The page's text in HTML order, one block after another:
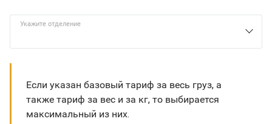
Укажите отделение
Если указан базовый тариф за весь груз, а
также тариф за вес и за кг, то выбирается
максимальный из них.